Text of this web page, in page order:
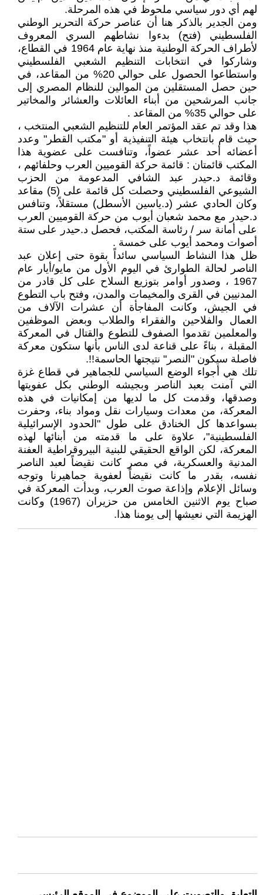
لهم أي دور سياسي ملحوظ في هذه المرحلة.
ومن الجدير بالذكر هنا أن عناصر حركة التحرير الوطني
الفلسطيني (فتح) بدءوا نشاطهم السري المعروف
لأطراف الحركة الوطنية منذ نهاية عام 1964 في القطاع،
وشاركوا في انتخابات التنظيم الشعبي الفلسطيني
واستطاعوا الحصول على حوالي 20% من المقاعد، في
حين حصل المستقلين من الموالين للنظام المصري إلى
جانب المرشحين من أبناء العائلات والعشائر والمخاتير
على حوالي 35% من المقاعد .
هذا وقد تم عقد المؤتمر العام للتنظيم الشعبي المنتخب ،
حيث قام بانتخاب هيئة التنفيذية أو "مكتب القطر" وعدد
أعضائه أحد عشر عضواً، وتنافست على عضوية هذا
المكتب قائمتان : قائمة حركة القوميين العرب وحلفائهم ،
وقائمة د.حيدر عبد الشافي المدعومة من الحزب
الشيوعي الفلسطيني وحصلت كل قائمة على (5) مقاعد
وكان الحادي عشر (د.ياسين الأسطل) مستقلاً، وتنافس
د.حيدر مع محمد شعبان أيوب من حركة القوميين العرب
على أمانة سر / رئاسة المكتب، فحصل د.حيدر على ستة
أصوات ومحمد أيوب على خمسة .
ظل هذا النشاط السياسي سائداً بقوة حتى إعلان عبد
الناصر لحالة الطوارئ في اليوم الأول من مايو/أيار عام
1967 ، وصدور أوامر بتوزيع السلاح على كل قادر من
المدنيين في القرى والمخيمات والمدن، وفتح باب التطوع
في الجيش، وكانت المفاجأة أن عشرات الآلاف من
العمال والفلاحين والفقراء والطلاب وبعض الموظفين
والمعلمين تقدموا الصفوف للتطوع والقتال في المعركة
المقبلة ، بناءً على قناعة لدى الناس بأنها ستكون معركة
فاصلة سيكون "النصر" نتيجتها الحاسمة!!.
تلك هي أجواء الوضع السياسي للجماهير في قطاع غزة
التي آمنت بعبد الناصر وبجيشه الوطني بكل عفويتها
وصدقها، وقدمت كل ما لديها من إمكانيات في هذه
المعركة، من معدات وسيارات نقل ومواد بناء، وحفرت
بسواعدها كل الخنادق على طول "الحدود الإسرائيلية
الفلسطينية"، علاوة على ما قدمته من أبنائها لهذه
المعركة، لكن الواقع الحقيقي للبنية البيروقراطية العفنة
المدنية والعسكرية، في مصر كانت نقيضاً لعبد الناصر
نفسه، بقدر ما كانت نقيضاً لعفوية جماهيرنا وتوجه
وسائل الإعلام وإذاعة صوت العرب، وبدأت المعركة في
صباح يوم الاثنين الخامس من حزيران (1967) وكانت
الهزيمة التي نعيشها إلى يومنا هذا.